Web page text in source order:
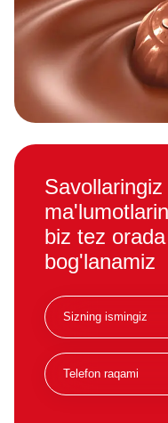
biz tez
bog'lanamiz